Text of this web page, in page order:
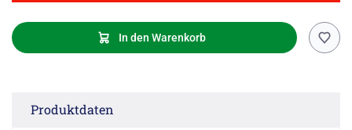
In den Warenkorb
Produktdaten